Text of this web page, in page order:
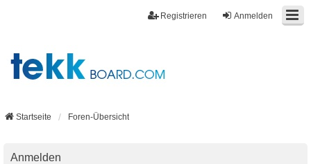
Anmelden
Registrieren
Startseite Foren-Übersicht
Anmelden